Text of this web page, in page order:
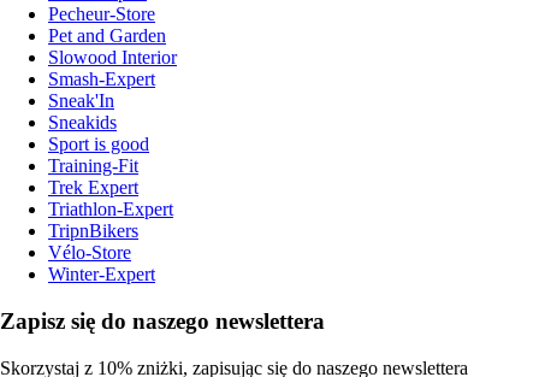
Pecheur-Store
Pet and Garden
Slowood Interior
Smash-Expert
Sneak'In
Sneakids
Sport is good
Training-Fit
Trek Expert
Triathlon-Expert
TripnBikers
Vélo-Store
Winter-Expert
Zapisz się do naszego newslettera
Skorzystaj z 10% zniżki, zapisując się do naszego newslettera